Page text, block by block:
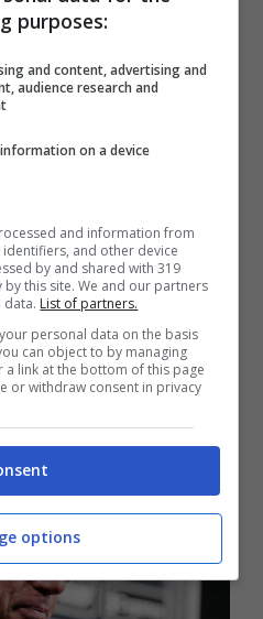
che riguardano quella
della
grosso e pensa allora
progetto. Possibile
può portare anche
dal ruolo di
la società pronta
profilo.
purposes:
and content, advertising and
audience research and
on a device
and information from
and other device
by and shared with 319
this site. We and our partners
data. List of partners.
personal data on the basis
can object to by managing
link at the bottom of this page
or withdraw consent in privacy
options